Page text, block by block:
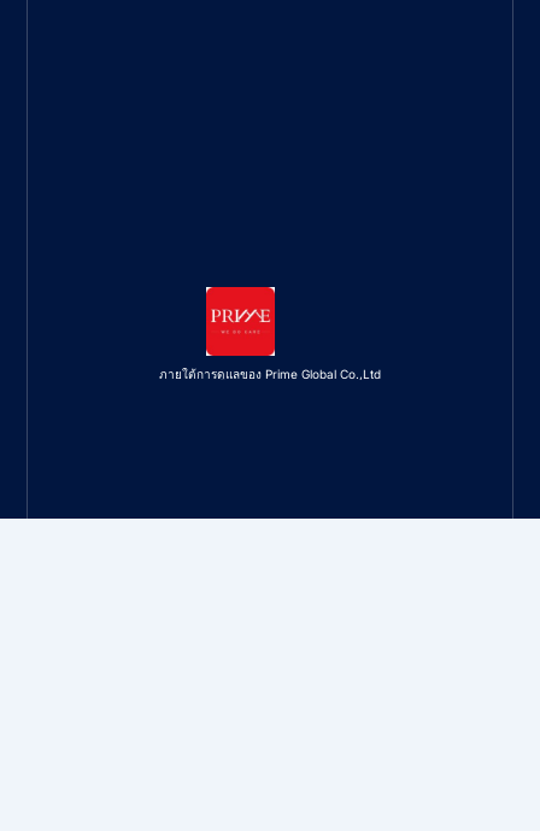
ภายใต้การดูแลของ Prime Global Co.,Ltd